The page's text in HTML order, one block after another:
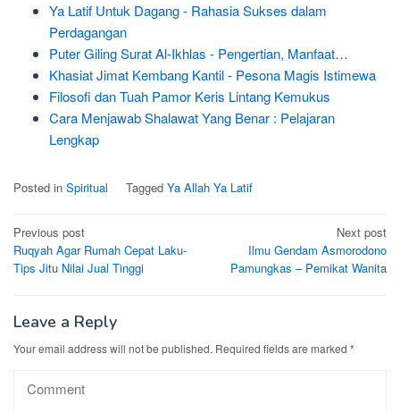
Ya Latif Untuk Dagang - Rahasia Sukses dalam
Perdagangan
Puter Giling Surat Al-Ikhlas - Pengertian, Manfaat…
Khasiat Jimat Kembang Kantil - Pesona Magis Istimewa
Filosofi dan Tuah Pamor Keris Lintang Kemukus
Cara Menjawab Shalawat Yang Benar : Pelajaran
Lengkap
Posted in Spiritual Tagged Ya Allah Ya Latif
Post
navigation
Previous post
Ruqyah Agar Rumah Cepat Laku-
Tips Jitu Nilai Jual Tinggi
Next post
Ilmu Gendam Asmorodono
Pamungkas – Pemikat Wanita
Leave a Reply
Your email address will not be published. Required fields are marked *